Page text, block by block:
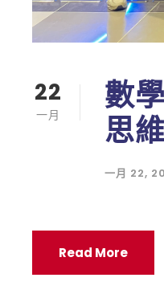
22
一月
數
思
一月 22,
Read More